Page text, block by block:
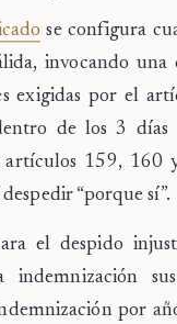
se configura
invocando
exigidas por el
de los 3 días
artículos 159,
“porque sí”.
el despido
indemnización
por